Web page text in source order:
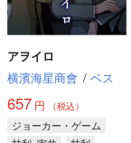
アヲイロ
横濱海星商會 / ベス
657 円 （税込）
ジョーカー・ゲーム